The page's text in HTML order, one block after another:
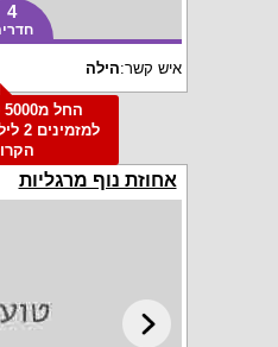
4
איש קשר:הילה
אחוזת נוף מרגליות